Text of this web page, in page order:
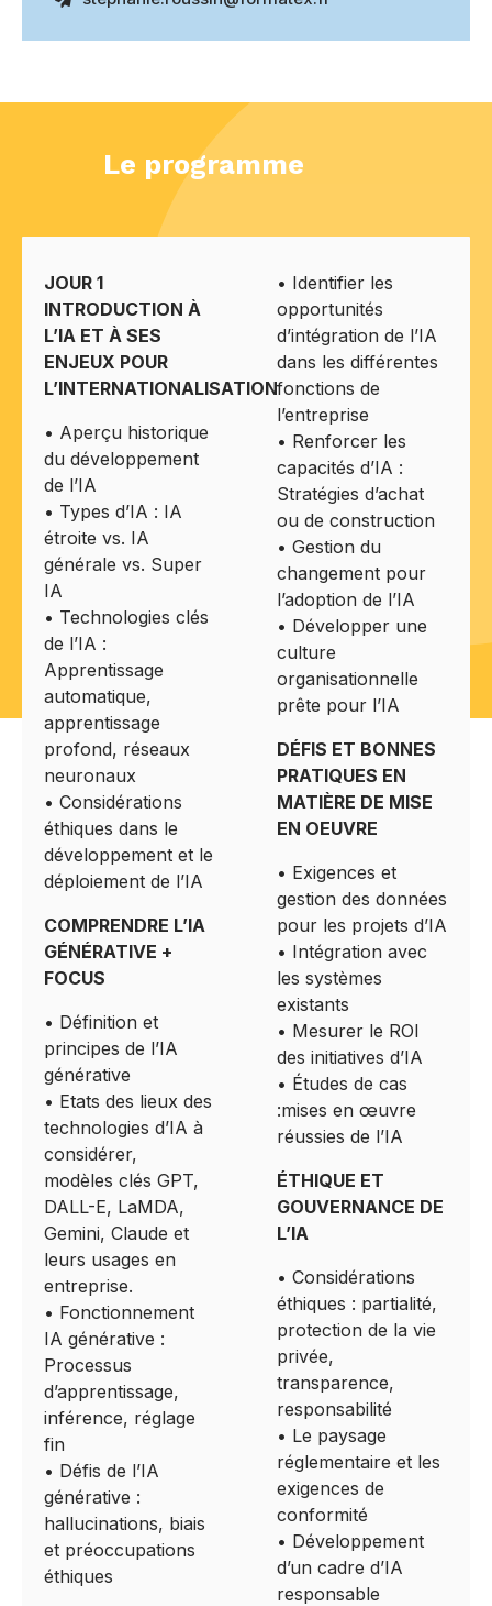
Le programme
JOUR 1
INTRODUCTION À
L’IA ET À SES
ENJEUX POUR
L’INTERNATIONALISATION
• Aperçu historique
du développement
de l’IA
• Types d’IA : IA
étroite vs. IA
générale vs. Super
IA
• Technologies clés
de l’IA :
Apprentissage
automatique,
apprentissage
profond, réseaux
neuronaux
• Considérations
éthiques dans le
développement et le
déploiement de l’IA
COMPRENDRE L’IA
GÉNÉRATIVE +
FOCUS
• Définition et
principes de l’IA
générative
• Etats des lieux des
technologies d’IA à
considérer,
modèles clés GPT,
DALL-E, LaMDA,
Gemini, Claude et
leurs usages en
entreprise.
• Fonctionnement
IA générative :
Processus
d’apprentissage,
inférence, réglage
fin
• Défis de l’IA
générative :
hallucinations, biais
et préoccupations
éthiques
• Identifier les
opportunités
d’intégration de l’IA
dans les différentes
fonctions de
l’entreprise
• Renforcer les
capacités d’IA :
Stratégies d’achat
ou de construction
• Gestion du
changement pour
l’adoption de l’IA
• Développer une
culture
organisationnelle
prête pour l’IA
DÉFIS ET BONNES
PRATIQUES EN
MATIÈRE DE MISE
EN OEUVRE
• Exigences et
gestion des données
pour les projets d’IA
• Intégration avec
les systèmes
existants
• Mesurer le ROI
des initiatives d’IA
• Études de cas
:mises en œuvre
réussies de l’IA
ÉTHIQUE ET
GOUVERNANCE DE
L’IA
• Considérations
éthiques : partialité,
protection de la vie
privée,
transparence,
responsabilité
• Le paysage
réglementaire et les
exigences de
conformité
• Développement
d’un cadre d’IA
responsable